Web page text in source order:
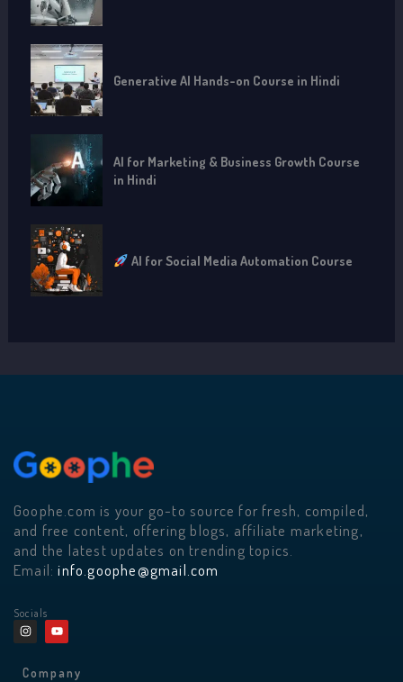
Generative AI Hands-on Course in Hindi
AI for Marketing & Business Growth Course
in Hindi
AI for Social Media Automation Course
Goophe.com is your go-to source for fresh, compiled,
and free content, offering blogs, affiliate marketing,
and the latest updates on trending topics.
Email:info.goophe@gmail.com
Socials
I
n
s
a
Y
o
u
u
Company